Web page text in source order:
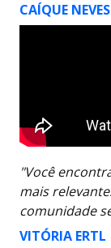
CAÍQUE NEVES
"Você
mais
comunidade
VITÓRIA ERTL